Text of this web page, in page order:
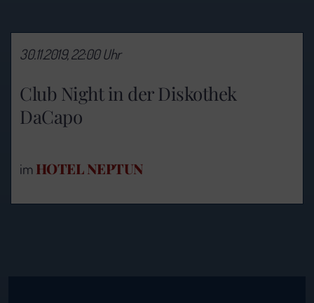
Club Night in der Diskothek
DaCapo
30.11.2019, 22:00 Uhr
imHOTEL NEPTUN